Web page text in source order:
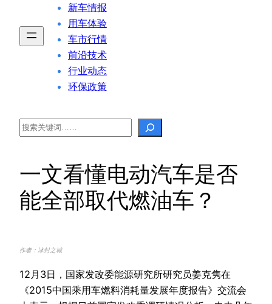
新车情报
用车体验
车市行情
前沿技术
行业动态
环保政策
Search
一文看懂电动汽车是否
能全部取代燃油车？
作者：冰封之城
12月3日，国家发改委能源研究所研究员姜克隽在
《2015中国乘用车燃料消耗量发展年度报告》交流会